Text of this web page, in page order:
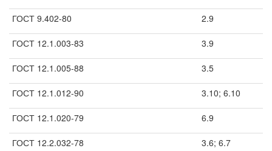
ГОСТ 9.402-80 2.9
ГОСТ 12.1.003-83 3.9
ГОСТ 12.1.005-88 3.5
ГОСТ 12.1.012-90 3.10; 6.10
ГОСТ 12.1.020-79 6.9
ГОСТ 12.2.032-78 3.6; 6.7